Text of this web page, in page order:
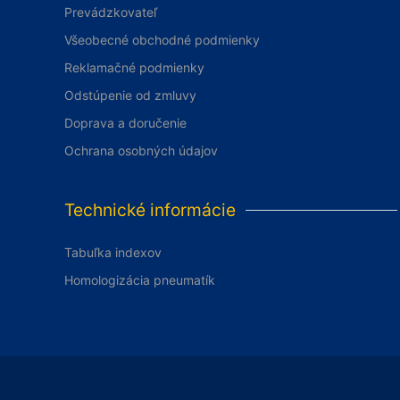
Prevádzkovateľ
Všeobecné obchodné podmienky
Reklamačné podmienky
Odstúpenie od zmluvy
Doprava a doručenie
Ochrana osobných údajov
Technické informácie
Tabuľka indexov
Homologizácia pneumatík